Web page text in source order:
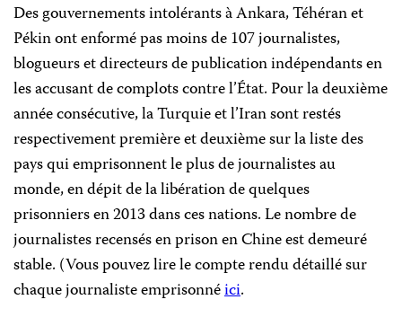
Des gouvernements intolérants à Ankara, Téhéran et
Pékin ont enformé pas moins de 107 journalistes,
blogueurs et directeurs de publication indépendants en
les accusant de complots contre l’État. Pour la deuxième
année consécutive, la Turquie et l’Iran sont restés
respectivement première et deuxième sur la liste des
pays qui emprisonnent le plus de journalistes au
monde, en dépit de la libération de quelques
prisonniers en 2013 dans ces nations. Le nombre de
journalistes recensés en prison en Chine est demeuré
stable. (Vous pouvez lire le compte rendu détaillé sur
chaque journaliste emprisonnéici.